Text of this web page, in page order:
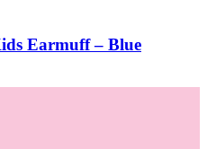
Earmuff – Blue